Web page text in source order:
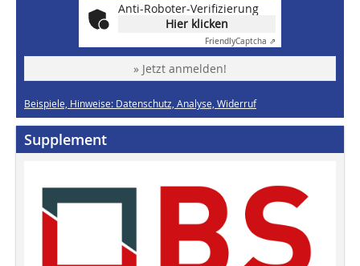
Anti-Roboter-Verifizierung
Hier klicken
FriendlyCaptcha ⇗
» Jetzt anmelden!
Beispiele, Hinweise: Datenschutz, Analyse, Widerruf
Supplement